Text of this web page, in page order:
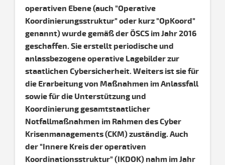
operativen Ebene (auch "Operative
Koordinierungsstruktur" oder kurz "OpKoord"
genannt) wurde gemäß der ÖSCS im Jahr 2016
geschaffen. Sie erstellt periodische und
anlassbezogene operative Lagebilder zur
staatlichen Cybersicherheit. Weiters ist sie für
die Erarbeitung von Maßnahmen im Anlassfall
sowie für die Unterstützung und
Koordinierung gesamtstaatlicher
Notfallmaßnahmen im Rahmen des Cyber
Krisenmanagements (CKM) zuständig. Auch
der "Innere Kreis der operativen
Koordinationsstruktur" (IKDOK) nahm im Jahr